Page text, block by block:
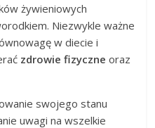
żywieniowych
Niezwykle ważne
w diecie i
zdrowie fizyczne oraz
swojego stanu
uwagi na wszelkie